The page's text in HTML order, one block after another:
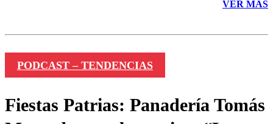
VER MÁS
PODCAST – TENDENCIAS
Fiestas Patrias: Panadería Tomás